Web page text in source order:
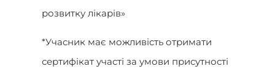
розвитку лікарів»
*Учасник має можливість отримати
сертифікат участі за умови присутності